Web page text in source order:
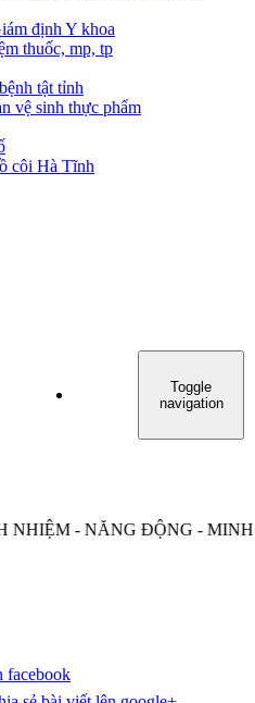
định Y khoa
thuốc, mp, tp
tật tỉnh
vệ sinh thực phẩm
côi Hà Tĩnh
TIN TỨC - SỰ KIỆN
Toggle
navigation
NĂNG ĐỘNG - MINH BẠCH -